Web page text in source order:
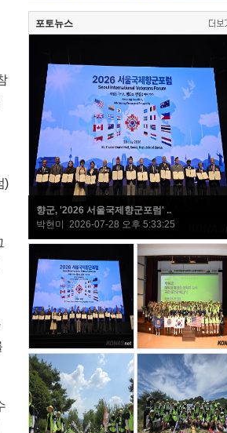
)
포토뉴스
향군, '2026 서울국제향군포럼' ..
박현미 2026-07-28 오후 5:33:25